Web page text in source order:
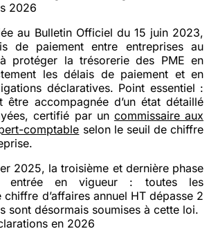
2026
au Bulletin Officiel du 15 juin 2023,
de paiement entre entreprises au
protéger la trésorerie des PME en
les délais de paiement et en
déclaratives. Point essentiel :
être accompagnée d’un état détaillé
certifié par un commissaire aux
comptable selon le seuil de chiffre
2025, la troisième et dernière phase
entrée en vigueur : toutes les
d’affaires annuel HT dépasse 2
sont désormais soumises à cette loi.
en 2026